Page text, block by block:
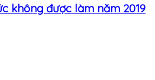
không được làm năm 2019